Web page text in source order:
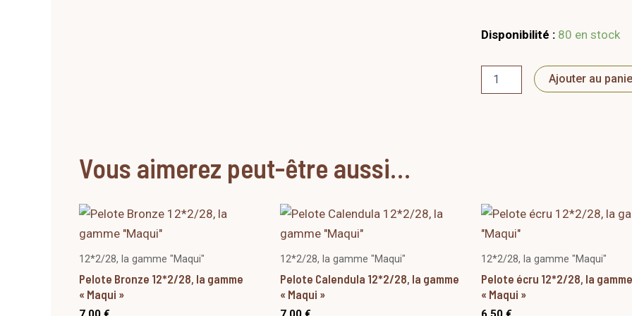
Disponibilité : 80 en stock
quantité
Amande
Ajouter au
Vous aimerez peut-être aussi…
12*2/28, la gamme "Maqui"
Pelote Bronze 12*2/28, la gamme
« Maqui »
12*2/28, la gamme "Maqui"
Pelote Calendula 12*2/28, la gamme
« Maqui »
12*2/28, la gamme "Maqui"
Pelote écru 12*2/28, la gamme
« Maqui »